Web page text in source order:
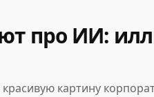
про ИИ:
картину